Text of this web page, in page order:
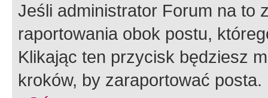
Jeśli administrator Forum na to
raportowania obok postu,
Klikając ten przycisk będziesz
kroków, by zaraportować posta.